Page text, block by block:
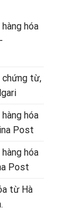
hóa
chứng từ,
hóa
Post
hóa
Post
từ Hà